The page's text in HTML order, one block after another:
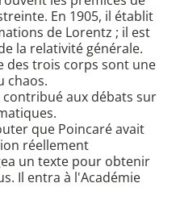
En 1905, il établit
de Lorentz ; il est
la relativité générale.
des trois corps sont une
chaos.
aux débats sur
que Poincaré avait
réellement
un texte pour obtenir
Il entra à l'Académie